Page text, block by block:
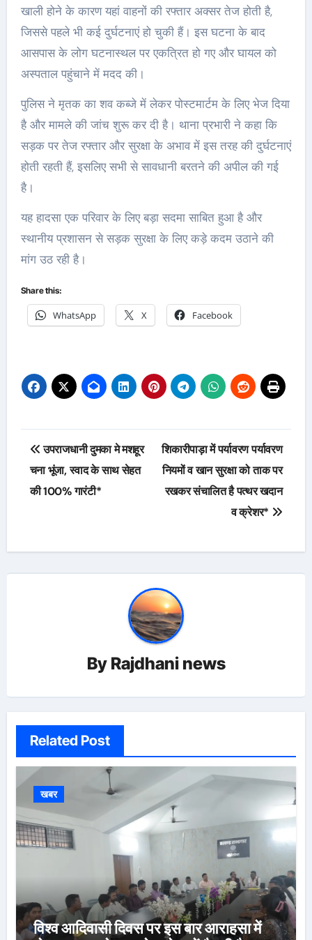
खाली होने के कारण यहां वाहनों की रफ्तार अक्सर तेज होती है,
जिससे पहले भी कई दुर्घटनाएं हो चुकी हैं। इस घटना के बाद
आसपास के लोग घटनास्थल पर एकत्रित हो गए और घायल को
अस्पताल पहुंचाने में मदद की।
पुलिस ने मृतक का शव कब्जे में लेकर पोस्टमार्टम के लिए भेज दिया
है और मामले की जांच शुरू कर दी है। थाना प्रभारी ने कहा कि
सड़क पर तेज रफ्तार और सुरक्षा के अभाव में इस तरह की दुर्घटनाएं
होती रहती हैं, इसलिए सभी से सावधानी बरतने की अपील की गई
है।
यह हादसा एक परिवार के लिए बड़ा सदमा साबित हुआ है और
स्थानीय प्रशासन से सड़क सुरक्षा के लिए कड़े कदम उठाने की
मांग उठ रही है।
Share this:
WhatsApp X Facebook
Post
navigation
उपराजधानी दुमका मे मशहूर
चना भूंजा, स्वाद के साथ सेहत
की 100% गारंटी*
शिकारीपाड़ा में पर्यावरण पर्यावरण
नियमों व खान सुरक्षा को ताक पर
रखकर संचालित है पत्थर खदान
व क्रेशर*
By Rajdhani news
Related Post
खबर
विश्व आदिवासी दिवस पर इस बार आराहसा में